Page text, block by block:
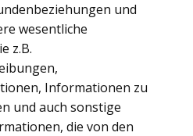
und
wesentliche
z.B.
Informationen zu
und auch sonstige
die von den